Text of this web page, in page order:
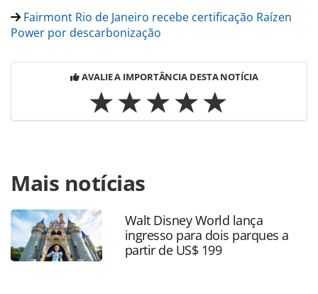
Fairmont Rio de Janeiro recebe certificação Raízen
Power por descarbonização
AVALIE A IMPORTÂNCIA DESTA NOTÍCIA
https://www.panrotas.com.br/mercado/destinos/2025/04/
tera-esquema-de-seguranca-e-servicos-para-show-da-lady-
gaga-saiba-tudo_216859.html ou as ferramentas oferecidas
na página. Todo o conteúdo produzido pela PANROTAS
Editora é protegido pela legislação brasileira sobre direito
autoral. Não reproduza o conteúdo sem autorização da
Mais notícias
Walt Disney World lança
ingresso para dois parques a
partir de US$ 199